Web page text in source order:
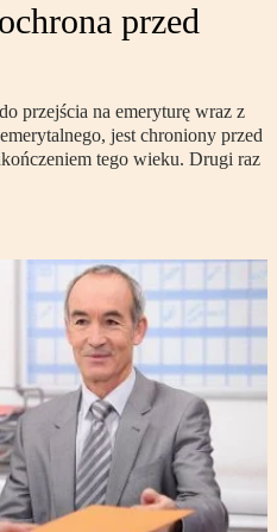
przed
przejścia na emeryturę wraz z
jest chroniony przed
tego wieku. Drugi raz